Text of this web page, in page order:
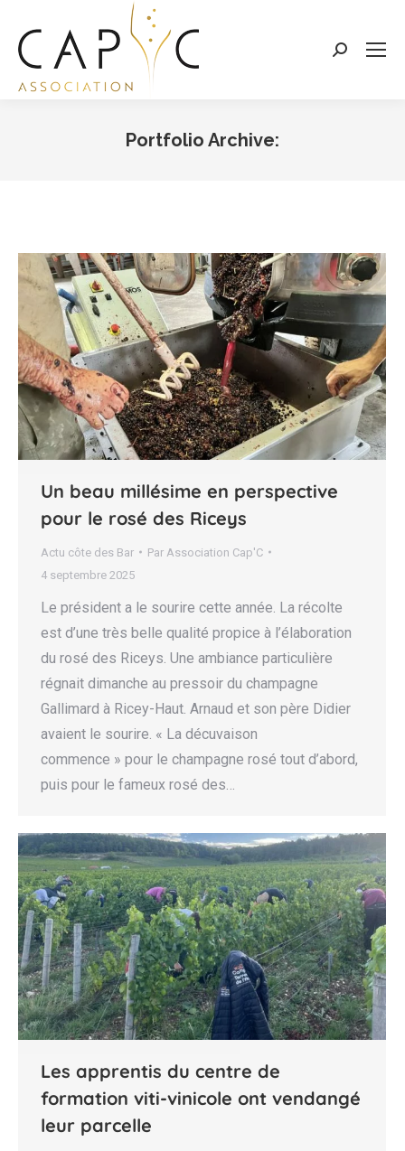
Search:
Portfolio Archive:
Un beau millésime en perspective
pour le rosé des Riceys
Actu côte des Bar Par Association Cap'C
4 septembre 2025
Le président a le sourire cette année. La récolte
est d’une très belle qualité propice à l’élaboration
du rosé des Riceys. Une ambiance particulière
régnait dimanche au pressoir du champagne
Gallimard à Ricey-Haut. Arnaud et son père Didier
avaient le sourire. « La décuvaison
commence » pour le champagne rosé tout d’abord,
puis pour le fameux rosé des…
Les apprentis du centre de
formation viti-vinicole ont vendangé
leur parcelle